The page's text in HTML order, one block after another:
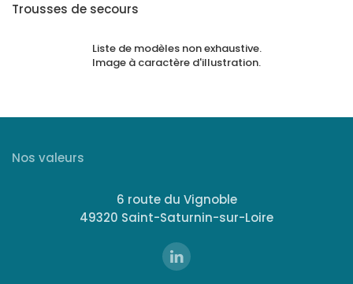
Trousses de secours
Liste de modèles non exhaustive.
Image à caractère d'illustration.
Nos valeurs
6 route du Vignoble
49320 Saint-Saturnin-sur-Loire